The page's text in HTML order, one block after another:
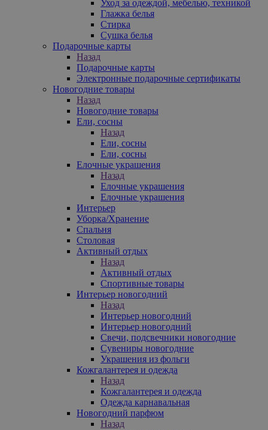
Уход за одеждой, мебелью, техникой
Глажка белья
Стирка
Сушка белья
Подарочные карты
Назад
Подарочные карты
Электронные подарочные сертификаты
Новогодние товары
Назад
Новогодние товары
Ели, сосны
Назад
Ели, сосны
Ели, сосны
Елочные украшения
Назад
Елочные украшения
Елочные украшения
Интерьер
Уборка/Хранение
Спальня
Столовая
Активный отдых
Назад
Активный отдых
Спортивные товары
Интерьер новогодний
Назад
Интерьер новогодний
Интерьер новогодний
Свечи, подсвечники новогодние
Сувениры новогодние
Украшения из фольги
Кожгалантерея и одежда
Назад
Кожгалантерея и одежда
Одежда карнавальная
Новогодний парфюм
Назад